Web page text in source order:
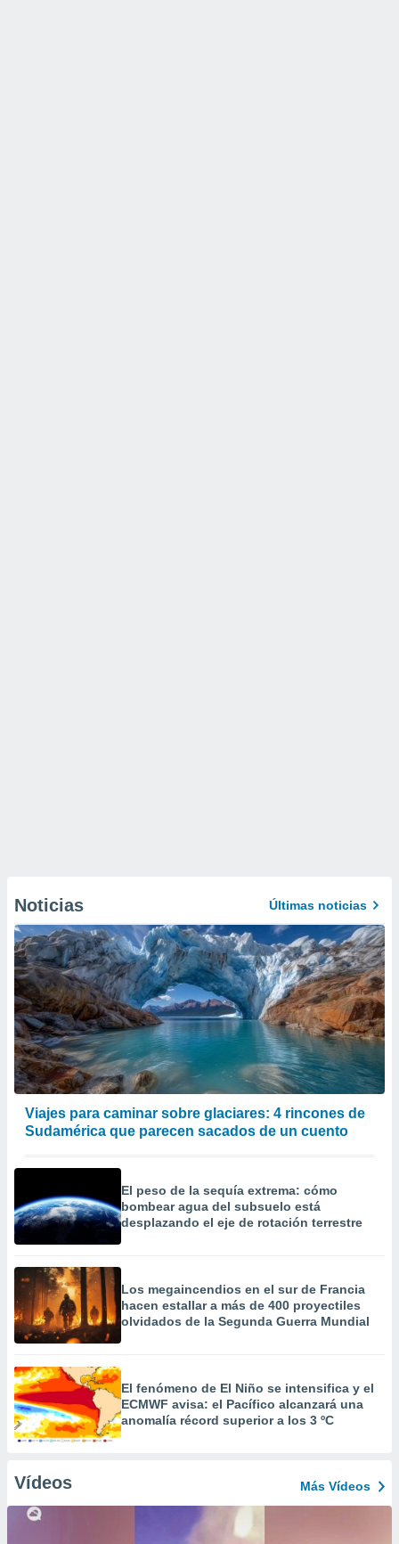
Noticias Últimas noticias
Viajes para caminar sobre glaciares: 4 rincones de
Sudamérica que parecen sacados de un cuento
El peso de la sequía extrema: cómo
bombear agua del subsuelo está
desplazando el eje de rotación terrestre
Los megaincendios en el sur de Francia
hacen estallar a más de 400 proyectiles
olvidados de la Segunda Guerra Mundial
El fenómeno de El Niño se intensifica y el
ECMWF avisa: el Pacífico alcanzará una
anomalía récord superior a los 3 ºC
Vídeos Más Vídeos